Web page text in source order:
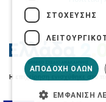
ΣΤΌΧΕΥΣΗΣ
ΑΠΟΔΟΧΉ ΌΛΩΝ
ΕΜΦΆΝΙΣΗ